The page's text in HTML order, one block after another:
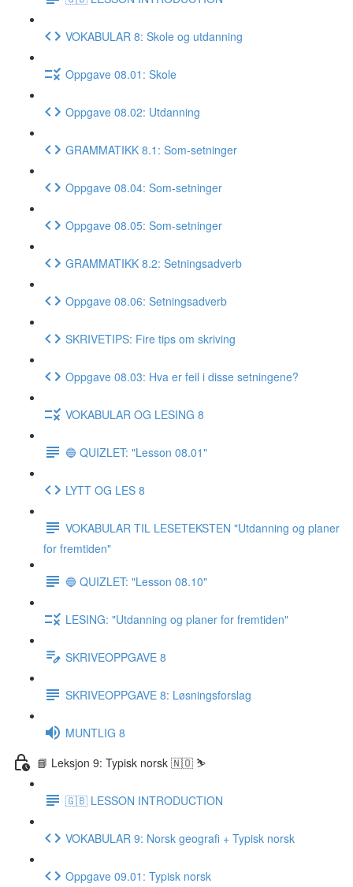
VOKABULAR 8: Skole og utdanning
Oppgave 08.01: Skole
Oppgave 08.02: Utdanning
GRAMMATIKK 8.1: Som-setninger
Oppgave 08.04: Som-setninger
Oppgave 08.05: Som-setninger
GRAMMATIKK 8.2: Setningsadverb
Oppgave 08.06: Setningsadverb
SKRIVETIPS: Fire tips om skriving
Oppgave 08.03: Hva er feil i disse setningene?
VOKABULAR OG LESING 8
🔵 QUIZLET: "Lesson 08.01"
LYTT OG LES 8
VOKABULAR TIL LESETEKSTEN "Utdanning og planer
for fremtiden"
🔵 QUIZLET: "Lesson 08.10"
LESING: "Utdanning og planer for fremtiden"
SKRIVEOPPGAVE 8
SKRIVEOPPGAVE 8: Løsningsforslag
MUNTLIG 8
📘 Leksjon 9: Typisk norsk 🇳🇴 ⛷
🇬🇧 LESSON INTRODUCTION
VOKABULAR 9: Norsk geografi + Typisk norsk
Oppgave 09.01: Typisk norsk